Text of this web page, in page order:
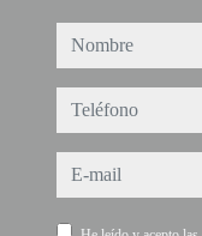
nombre
teléfono
e-mail